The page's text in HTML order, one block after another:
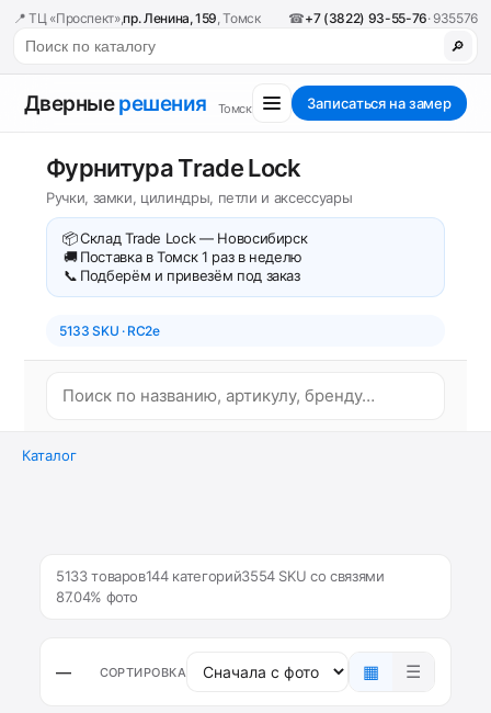
📍 ТЦ «Проспект»,пр. Ленина, 159, Томск ☎+7 (3822) 93-55-76· 935576
🔎
Дверныерешения Томск Записаться на замер
Фурнитура Trade Lock
Ручки, замки, цилиндры, петли и аксессуары
📦Склад Trade Lock — Новосибирск
🚚 Поставка в Томск 1 раз в неделю
📞 Подберём и привезём под заказ
5133 SKU · RC2e
Каталог
5133 товаров144 категорий3554 SKU со связями
87.04% фото
— СОРТИРОВКА ▦ ☰